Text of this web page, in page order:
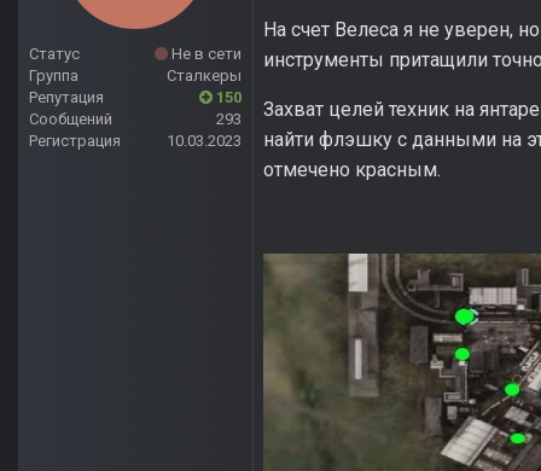
Статус
Не в сети
Группа
Сталкеры
Репутация
150
Сообщений
293
Регистрация
10.03.2023
На счет Велеса я не уверен,
инструменты притащили
Захват целей техник на
найти флэшку с данными на
отмечено красным.